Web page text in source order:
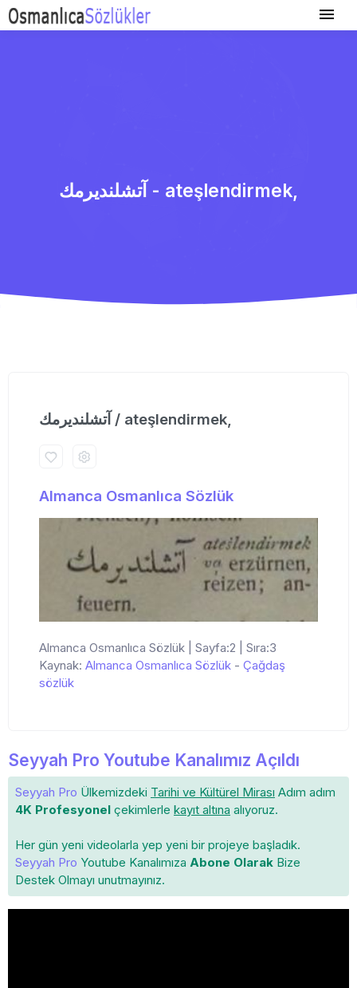
آتشلندیرمك - ateşlendirmek,
آتشلندیرمك / ateşlendirmek,
Almanca Osmanlıca Sözlük
Almanca Osmanlıca Sözlük | Sayfa:2 | Sıra:3
Kaynak: Almanca Osmanlıca Sözlük - Çağdaş
sözlük
Seyyah Pro Youtube Kanalımız Açıldı
Seyyah Pro Ülkemizdeki Tarihi ve Kültürel Mirası Adım adım
4K Profesyonel çekimlerle kayıt altına alıyoruz.
Her gün yeni videolarla yep yeni bir projeye başladık.
Seyyah Pro Youtube Kanalımıza Abone Olarak Bize
Destek Olmayı unutmayınız.